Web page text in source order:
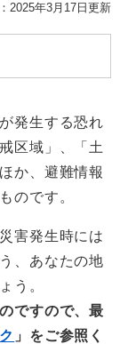
2025年3月17日更新
発生する恐れ
区域」、「土
か、避難情報
のです。
害発生時には
、あなたの地
う。
ですので、最
」をご参照く